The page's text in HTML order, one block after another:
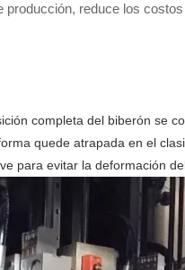
reduce los
completa del biberón se
quede atrapada en el
para evitar la deformación